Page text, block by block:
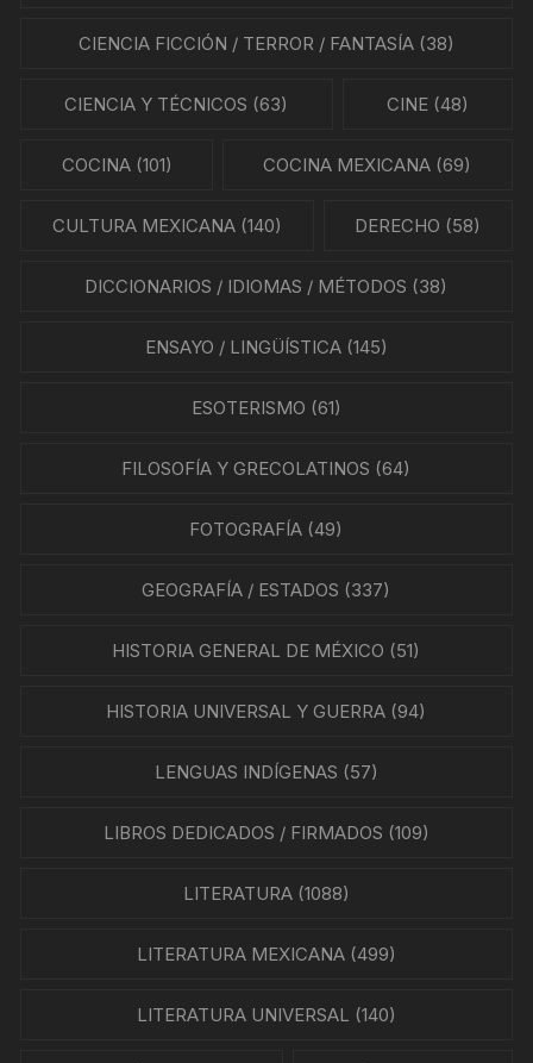
CIENCIA FICCIÓN / TERROR / FANTASÍA(38)
CIENCIA Y TÉCNICOS (63) CINE(48)
COCINA(101) COCINA MEXICANA (69)
CULTURA MEXICANA(140) DERECHO (58)
DICCIONARIOS / IDIOMAS / MÉTODOS (38)
ENSAYO / LINGÜÍSTICA(145)
ESOTERISMO (61)
FILOSOFÍA Y GRECOLATINOS (64)
FOTOGRAFÍA (49)
GEOGRAFÍA / ESTADOS (337)
HISTORIA GENERAL DE MÉXICO (51)
HISTORIA UNIVERSAL Y GUERRA (94)
LENGUAS INDÍGENAS (57)
LIBROS DEDICADOS / FIRMADOS (109)
LITERATURA(1088)
LITERATURA MEXICANA(499)
LITERATURA UNIVERSAL (140)